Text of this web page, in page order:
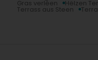
Gras verléen Hëlzen
Terrass aus Steen